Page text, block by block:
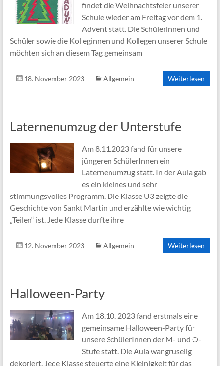
findet die Weihnachtsfeier unserer
Schule wieder am Freitag vor dem 1.
Advent statt. Die Schülerinnen und
Schüler sowie die Kolleginnen und Kollegen unserer Schule
möchten sich an diesem Tag gemeinsam
18. November 2023 Allgemein Weiterlesen
Laternenumzug der Unterstufe
Am 8.11.2023 fand für unsere
jüngeren SchülerInnen ein
Laternenumzug statt. In der Aula gab
es ein kleines und sehr
stimmungsvolles Programm. Die Klasse U3 zeigte die
Geschichte von Sankt Martin und erzählte wie wichtig
„Teilen“ ist. Jede Klasse durfte ihre
12. November 2023 Allgemein Weiterlesen
Halloween-Party
Am 18.10. 2023 fand erstmals eine
gemeinsame Halloween-Party für
unsere SchülerInnen der M- und O-
Stufe statt. Die Aula war gruselig
dekoriert. Jede Klasse steuerte eine Kleinigkeit für das